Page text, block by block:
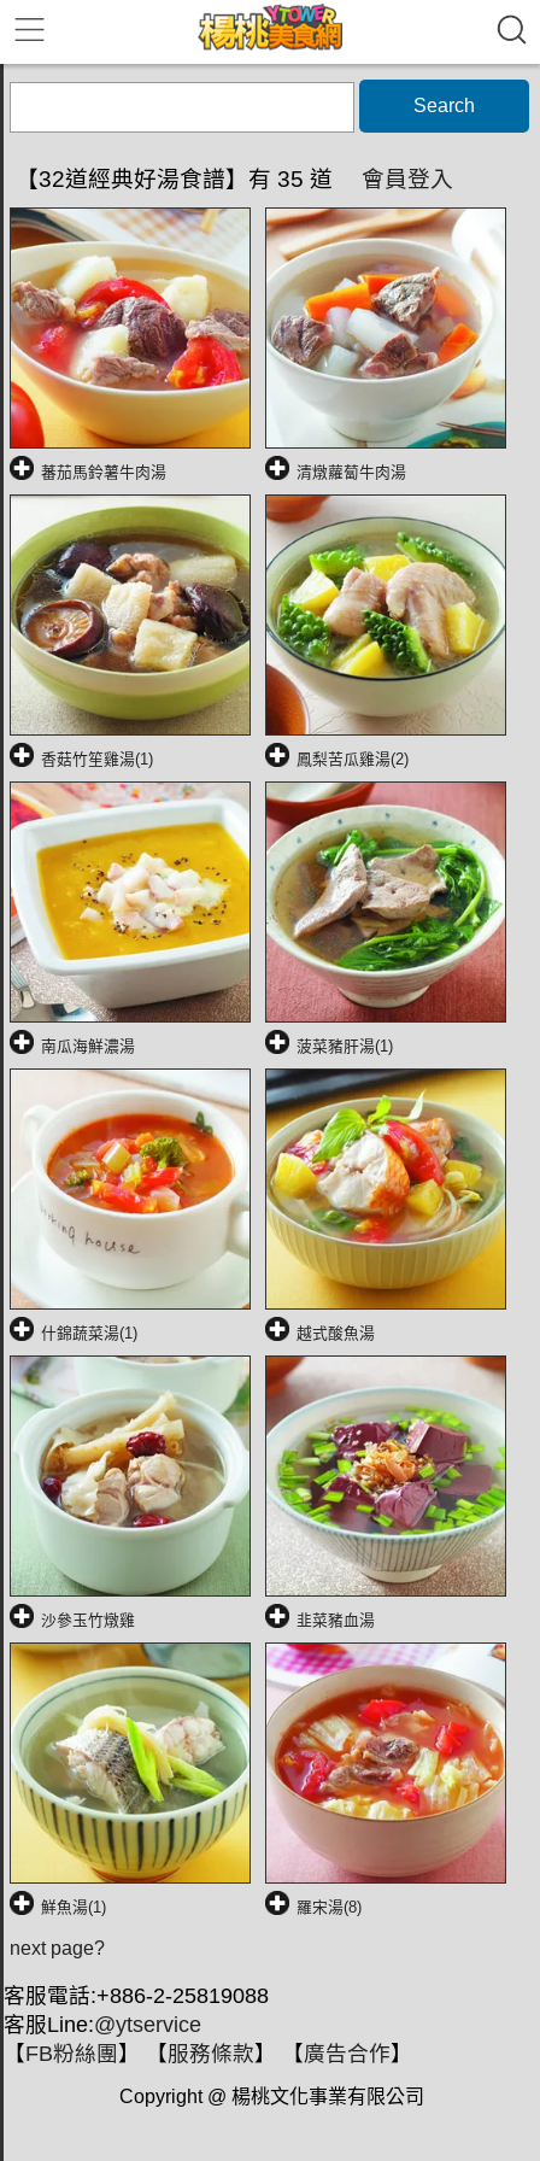
Search
【32道經典好湯食譜】有 35 道 會員登入
蕃茄馬鈴薯牛肉湯 清燉蘿蔔牛肉湯
香菇竹笙雞湯(1) 鳳梨苦瓜雞湯(2)
南瓜海鮮濃湯 菠菜豬肝湯(1)
什錦蔬菜湯(1) 越式酸魚湯
沙參玉竹燉雞 韭菜豬血湯
鮮魚湯(1) 羅宋湯(8)
next page?
客服電話:+886-2-25819088
客服Line:@ytservice
【FB粉絲團 】 【服務條款】 【廣告合作】
Copyright @ 楊桃文化事業有限公司